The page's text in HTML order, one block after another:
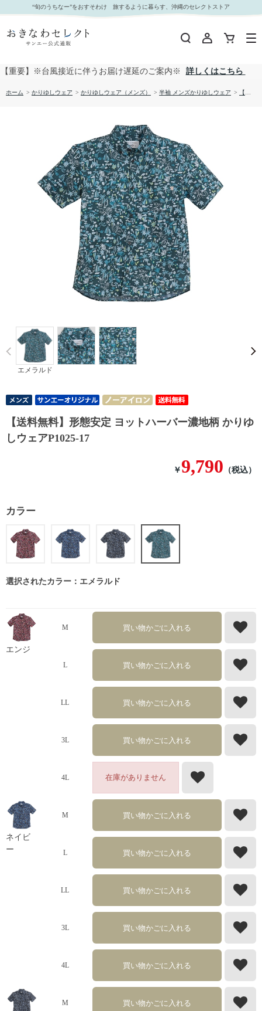
【送料無料】形態安定 ヨットハーバー濃地柄 かりゆしウェアP1025-17｜おきなわセレクト サン
エー公式通販
“旬のうちなー”をおすそわけ 旅するように暮らす、沖縄のセレクトストア
【重要】※台風接近に伴うお届け遅延のご案内※ 詳しくはこちら
ホーム > かりゆしウェア > かりゆしウェア（メンズ） > 半袖 メンズかりゆしウェア > 【送料無料】形態安定 ヨットハーバー濃地柄 かりゆしウェアP1025-17
エメラルド
Prev
【送料無料】形態安定 ヨットハーバー濃地柄 かりゆ
しウェアP1025-17
￥9,790 （税込）
カラー
選択されたカラー：エメラルド
エンジ
M 買い物かごに入れる
L 買い物かごに入れる
LL 買い物かごに入れる
3L 買い物かごに入れる
4L 在庫がありません
ネイビ
ー
M 買い物かごに入れる
L 買い物かごに入れる
LL 買い物かごに入れる
3L 買い物かごに入れる
4L 買い物かごに入れる
M 買い物かごに入れる